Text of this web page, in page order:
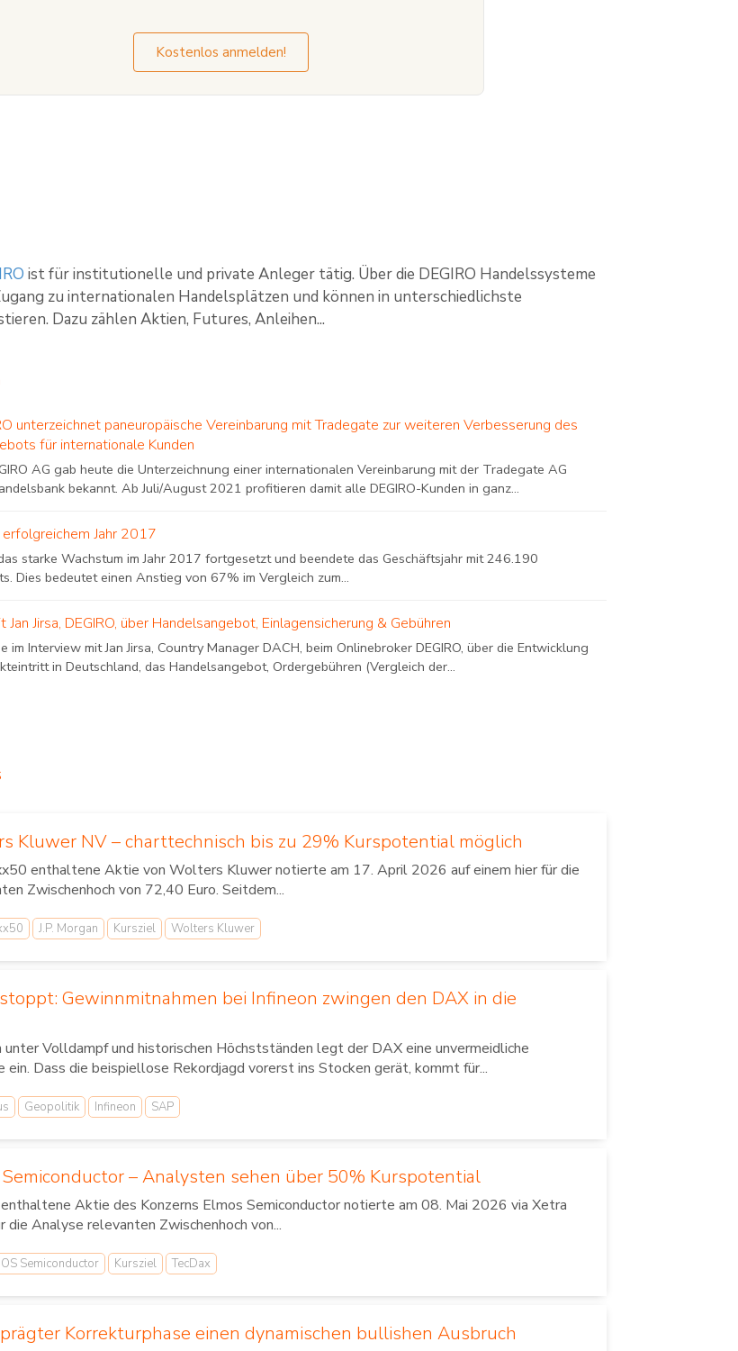
Kostenlos anmelden!
ist für institutionelle und private Anleger tätig. Über die DEGIRO Handelssysteme
zu internationalen Handelsplätzen und können in unterschiedlichste
Dazu zählen Aktien, Futures, Anleihen...
unterzeichnet paneuropäische Vereinbarung mit Tradegate zur weiteren Verbesserung des
für internationale Kunden
AG gab heute die Unterzeichnung einer internationalen Vereinbarung mit der Tradegate AG
bekannt. Ab Juli/August 2021 profitieren damit alle DEGIRO-Kunden in ganz…
erfolgreichem Jahr 2017
starke Wachstum im Jahr 2017 fortgesetzt und beendete das Geschäftsjahr mit 246.190
Dies bedeutet einen Anstieg von 67% im Vergleich zum...
Jan Jirsa, DEGIRO, über Handelsangebot, Einlagensicherung & Gebühren
im Interview mit Jan Jirsa, Country Manager DACH, beim Onlinebroker DEGIRO, über die Entwicklung
in Deutschland, das Handelsangebot, Ordergebühren (Vergleich der...
Kluwer NV – charttechnisch bis zu 29% Kurspotential möglich
enthaltene Aktie von Wolters Kluwer notierte am 17. April 2026 auf einem hier für die
Zwischenhoch von 72,40 Euro. Seitdem...
J.P. Morgan Kursziel Wolters Kluwer
Gewinnmitnahmen bei Infineon zwingen den DAX in die
unter Volldampf und historischen Höchstständen legt der DAX eine unvermeidliche
ein. Dass die beispiellose Rekordjagd vorerst ins Stocken gerät, kommt für...
Geopolitik Infineon SAP
– Analysten sehen über 50% Kurspotential
Aktie des Konzerns Elmos Semiconductor notierte am 08. Mai 2026 via Xetra
die Analyse relevanten Zwischenhoch von...
Semiconductor Kursziel TecDax
Korrekturphase einen dynamischen bullishen Ausbruch